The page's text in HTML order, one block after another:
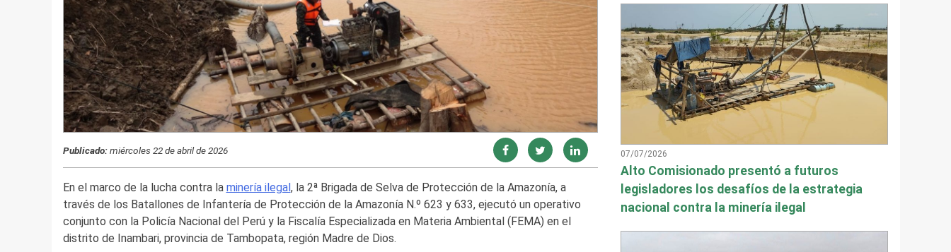
Publicado:miércoles 22 de abril de 2026
En el marco de la lucha contra la minería ilegal , la 2ª Brigada de Selva de Protección de la Amazonía, a
través de los Batallones de Infantería de Protección de la Amazonía N.º 623 y 633, ejecutó un operativo
conjunto con la Policía Nacional del Perú y la Fiscalía Especializada en Materia Ambiental (FEMA) en el
distrito de Inambari, provincia de Tambopata, región Madre de Dios.
07/07/2026
Alto Comisionado presentó a futuros
legisladores los desafíos de la estrategia
nacional contra la minería ilegal